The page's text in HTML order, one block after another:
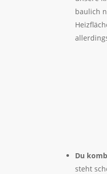
baulich
Du
steht